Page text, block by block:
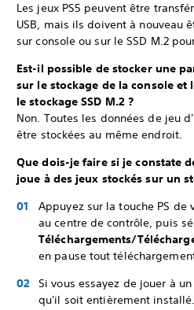
Les jeux PS5 peuvent être
USB, mais ils doivent à nouveau
sur console ou sur le SSD M.2
Est-il possible de stocker une
sur le stockage de la console et
le stockage SSD M.2 ?
Non. Toutes les données de jeu
être stockées au même endroit.
Que dois-je faire si je constate
joue à des jeux stockés sur un
Appuyez sur la touche PS
au centre de contrôle, puis
Téléchargements/
en pause tout
Si vous essayez de jouer à
qu'il soit entièrement installé.